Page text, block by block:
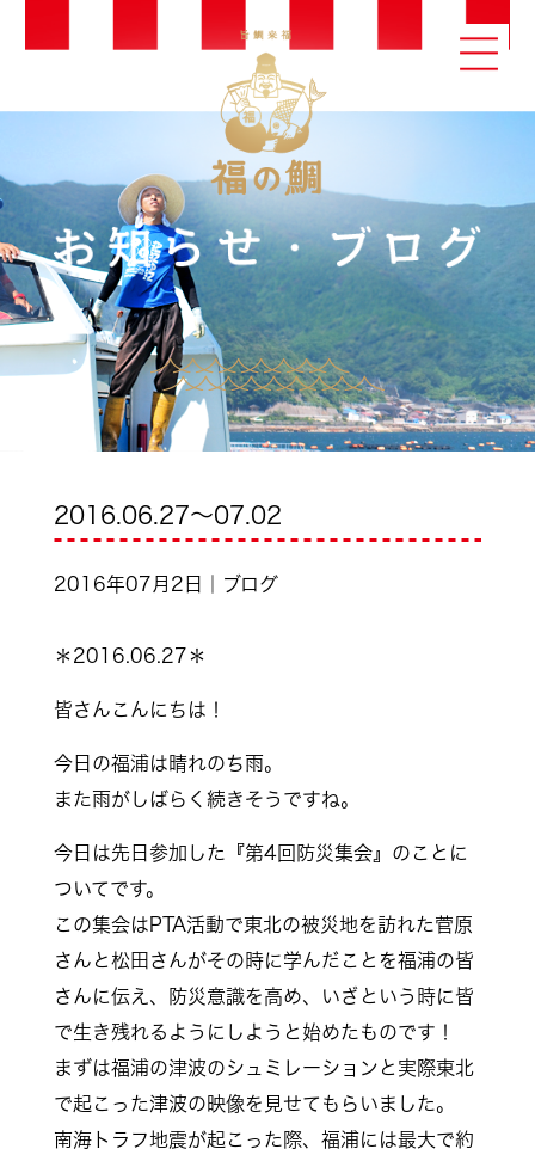
2016.06.27～07.02
2016年07月2日｜ブログ
＊2016.06.27＊
皆さんこんにちは！
今日の福浦は晴れのち雨。
また雨がしばらく続きそうですね。
今日は先日参加した『第4回防災集会』のことに
ついてです。
この集会はPTA活動で東北の被災地を訪れた菅原
さんと松田さんがその時に学んだことを福浦の皆
さんに伝え、防災意識を高め、いざという時に皆
で生き残れるようにしようと始めたものです！
まずは福浦の津波のシュミレーションと実際東北
で起こった津波の映像を見せてもらいました。
南海トラフ地震が起こった際、福浦には最大で約